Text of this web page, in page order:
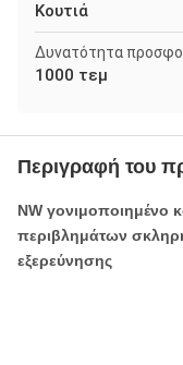
Κουτιά
Δυνατότητα
1000 τεμ
Περιγραφή του
NW γονιμοποιημένο
περιβλημάτων
εξερεύνησης